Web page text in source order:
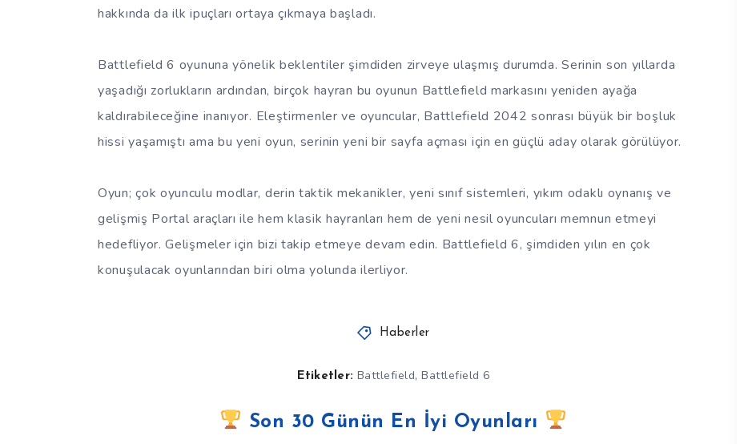
hakkında da ilk ipuçları ortaya çıkmaya başladı.
Battlefield 6 oyununa yönelik beklentiler şimdiden zirveye ulaşmış durumda. Serinin son yıllarda
yaşadığı zorlukların ardından, birçok hayran bu oyunun Battlefield markasını yeniden ayağa
kaldırabileceğine inanıyor. Eleştirmenler ve oyuncular, Battlefield 2042 sonrası büyük bir boşluk
hissi yaşamıştı ama bu yeni oyun, serinin yeni bir sayfa açması için en güçlü aday olarak görülüyor.
Oyun; çok oyunculu modlar, derin taktik mekanikler, yeni sınıf sistemleri, yıkım odaklı oynanış ve
gelişmiş Portal araçları ile hem klasik hayranları hem de yeni nesil oyuncuları memnun etmeyi
hedefliyor. Gelişmeler için bizi takip etmeye devam edin. Battlefield 6, şimdiden yılın en çok
konuşulacak oyunlarından biri olma yolunda ilerliyor.
Haberler
Etiketler: Battlefield, Battlefield 6
Son 30 Günün En İyi Oyunları